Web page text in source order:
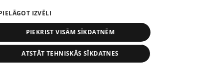
Служба помощи портала: э-почта -
РазработаноSIA Helio Media2004-2026
IZVĒLI
PIEKRIST VISĀM SĪKDATNĒM
ATSTĀT TEHNISKĀS SĪKDATNES